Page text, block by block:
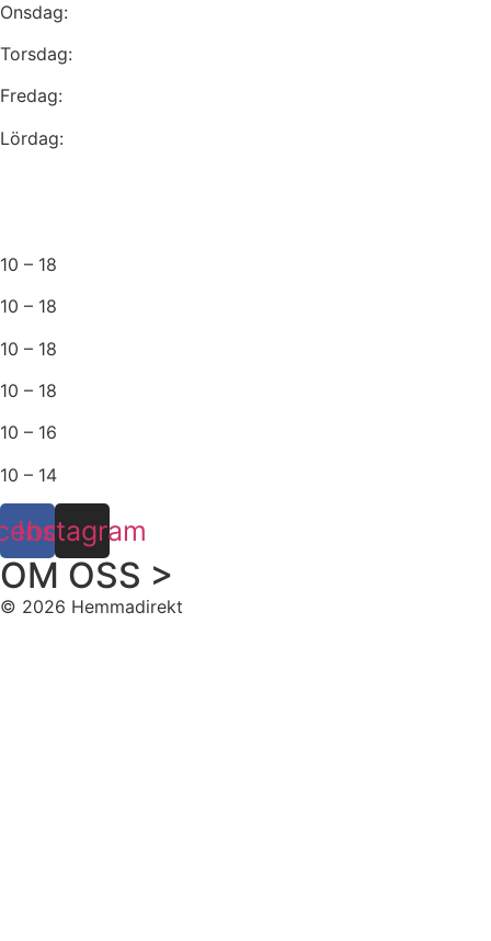
Onsdag:
Torsdag:
Fredag:
Lördag:
10 – 18
10 – 18
10 – 18
10 – 18
10 – 16
10 – 14
Instagram
OM OSS >
© 2026 Hemmadirekt